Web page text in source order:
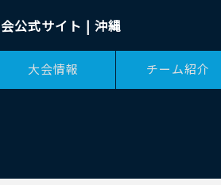
公式サイト | 沖縄
大会情報 チーム紹介